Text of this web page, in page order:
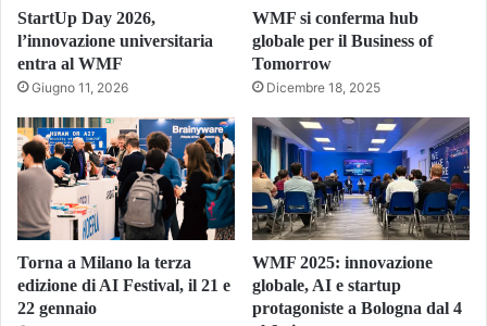
StartUp Day 2026,
l’innovazione universitaria
entra al WMF
Giugno 11, 2026
WMF si conferma hub
globale per il Business of
Tomorrow
Dicembre 18, 2025
Torna a Milano la terza
edizione di AI Festival, il 21 e
22 gennaio
WMF 2025: innovazione
globale, AI e startup
protagoniste a Bologna dal 4